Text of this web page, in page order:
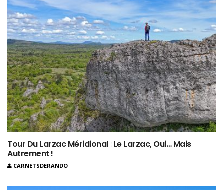
Tour Du Larzac Méridional : Le Larzac, Oui… Mais
Autrement !
CARNETSDERANDO